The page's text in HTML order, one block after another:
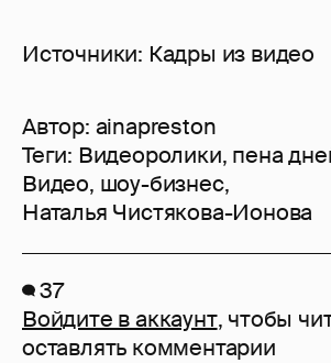
Источники: Кадры из видео
Автор: ainapreston
Теги: Видеоролики, пена
Видео, шоу-бизнес,
Наталья Чистякова-Ионова
37
Войдите в аккаунт, чтобы
оставлять комментарии